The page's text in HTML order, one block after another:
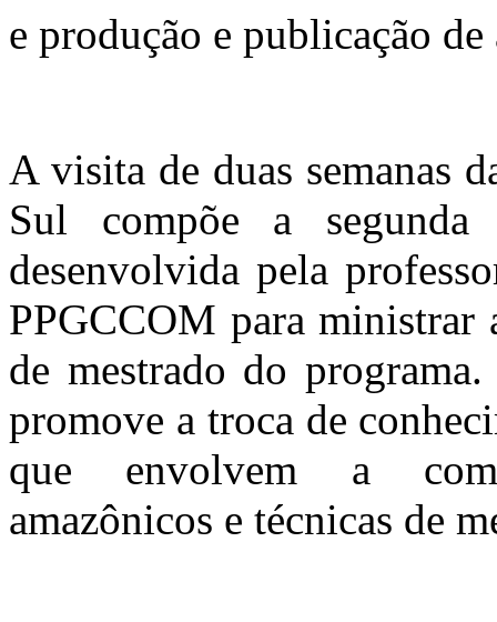
e produção e publicação
A visita de duas semanas
Sul compõe a
desenvolvida pela
PPGCCOM para ministrar
de mestrado do
promove a troca de
que envolvem a
amazônicos e técnicas de